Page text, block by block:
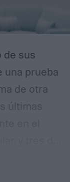
de sus
una prueba
de otra
últimas
pruebas,